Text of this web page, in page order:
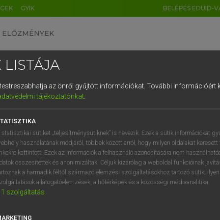
GYIK BELÉPÉS EDUID-
ELŐZMÉNYEK
egyetemes nagyszótár
VAN ELŐFIZETÉSED?
megtekintéséhez.
LISTÁJA
az önről gyűjtött információkat. További információért
tájékoztatónkat.
statisztikai sütiket „teljesítménysütiknek” is nevezik. Ezek a sütik információkat
használatának módjáról, többek között arról, hogy milyen oldalakat keresett
kattintott. Ezek az információk a felhasználó azonosítására nem
összesítettek és anonimizáltak. Céljuk kizárólag a weboldal funkcióinak
a harmadik féltől származó elemzési szolgáltatásokhoz tartozó sütik;
a látogatóelemzések, a hőtérképek és a közösségi médiaanalitika.
1 szolgáltatás
DE CN FR ES IT NL
1 2 3 4 5 6 7 8 9
q w e r t z u i
a s d f g h j k l é
í y x c v b n m , .